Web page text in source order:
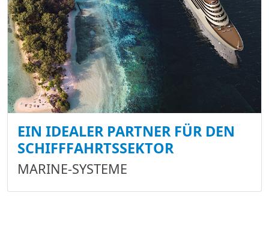
EIN IDEALER PARTNER FÜR DEN
SCHIFFFAHRTSSEKTOR
MARINE-SYSTEME